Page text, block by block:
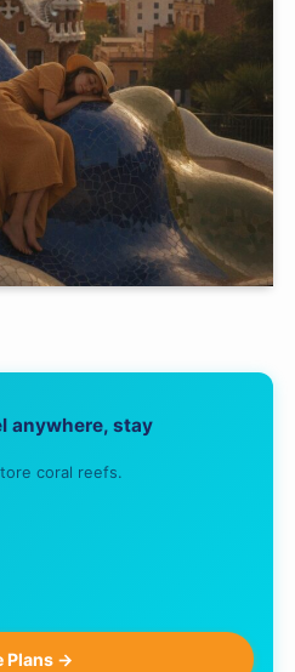
anywhere, stay
coral reefs.
Plans →